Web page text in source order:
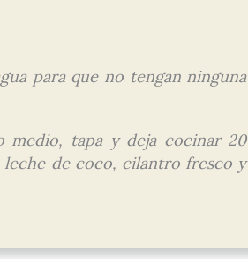
para que no tengan ninguna
medio, tapa y deja cocinar 20
leche de coco, cilantro fresco y